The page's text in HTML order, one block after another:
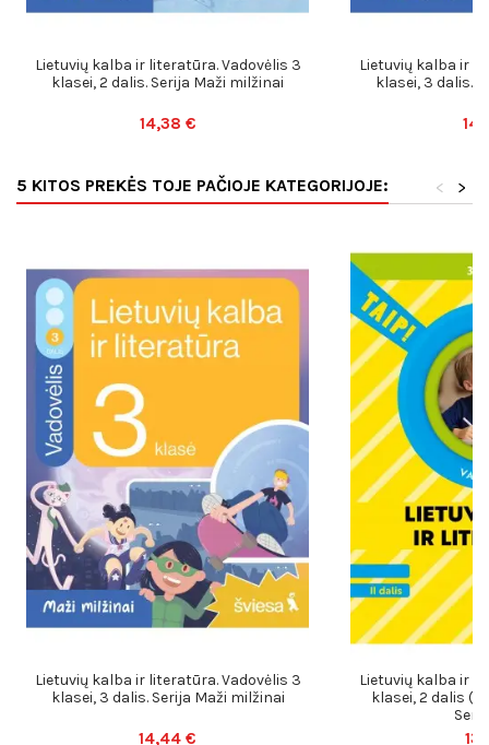
Lietuvių kalba ir literatūra. Vadovėlis 3
klasei, 2 dalis. Serija Maži milžinai
14,38 €
Lietuvių kalba ir
klasei, 3 dalis.
5 KITOS PREKĖS TOJE PAČIOJE KATEGORIJOJE: >
<
Lietuvių kalba ir literatūra. Vadovėlis 3
klasei, 3 dalis. Serija Maži milžinai
14,44 €
Lietuvių kalba ir
klasei, 2 dalis